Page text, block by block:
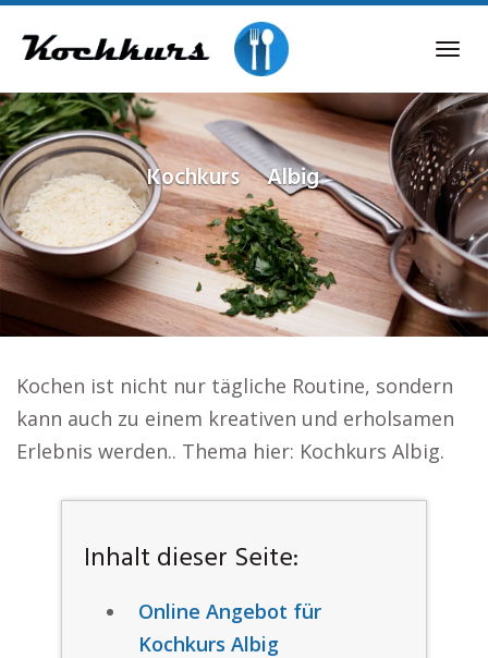
content
Kochkurs Albig
Kochen ist nicht nur tägliche Routine, sondern
kann auch zu einem kreativen und erholsamen
Erlebnis werden.. Thema hier: Kochkurs Albig.
Inhalt dieser Seite:
Online Angebot für
Kochkurs Albig